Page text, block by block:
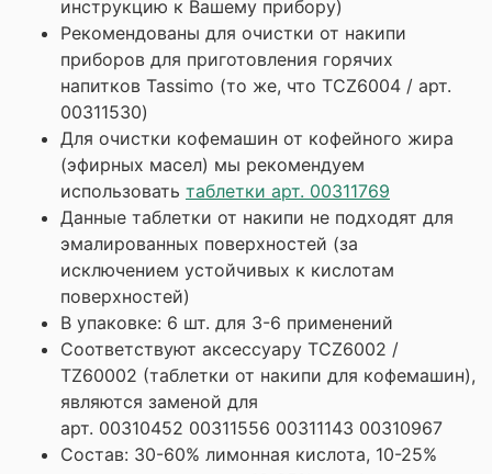
инструкцию к Вашему прибору)
Рекомендованы для очистки от накипи
приборов для приготовления горячих
напитков Tassimo (то же, что TCZ6004 / арт.
00311530)
Для очистки кофемашин от кофейного жира
(эфирных масел) мы рекомендуем
использовать таблетки арт. 00311769
Данные таблетки от накипи не подходят для
эмалированных поверхностей (за
исключением устойчивых к кислотам
поверхностей)
В упаковке: 6 шт. для 3-6 применений
Соответствуют аксессуару TCZ6002 /
TZ60002 (таблетки от накипи для кофемашин),
являются заменой для
арт. 00310452 00311556 00311143 00310967
Состав: 30-60% лимонная кислота, 10-25%